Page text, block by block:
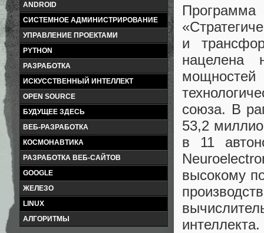
ANDROID
СИСТЕМНОЕ АДМИНИСТРИРОВАНИЕ
УПРАВЛЕНИЕ ПРОЕКТАМИ
PYTHON
РАЗРАБОТКА
ИСКУССТВЕННЫЙ ИНТЕЛЛЕКТ
OPEN SOURCE
БУДУЩЕЕ ЗДЕСЬ
ВЕБ-РАЗРАБОТКА
КОСМОНАВТИКА
РАЗРАБОТКА ВЕБ-САЙТОВ
GOOGLE
ЖЕЛЕЗО
LINUX
АЛГОРИТМЫ
и
нацелена
мощностей
союза. В
53,2
в 11
высокому
интеллекта.